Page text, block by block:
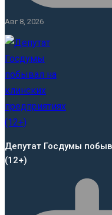
Авг 8, 2026
Депутат Госдумы
(12+)